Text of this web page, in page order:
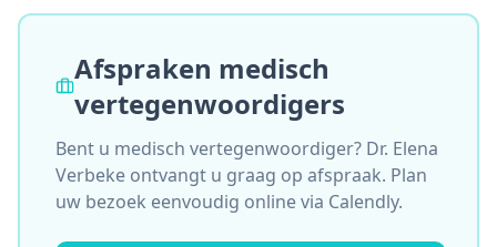
Afspraken medisch
vertegenwoordigers
Bent u medisch vertegenwoordiger? Dr. Elena
Verbeke ontvangt u graag op afspraak. Plan
uw bezoek eenvoudig online via Calendly.